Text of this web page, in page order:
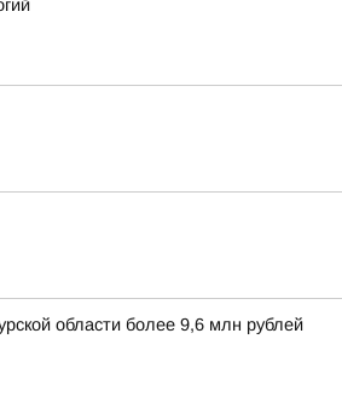
области более 9,6 млн рублей